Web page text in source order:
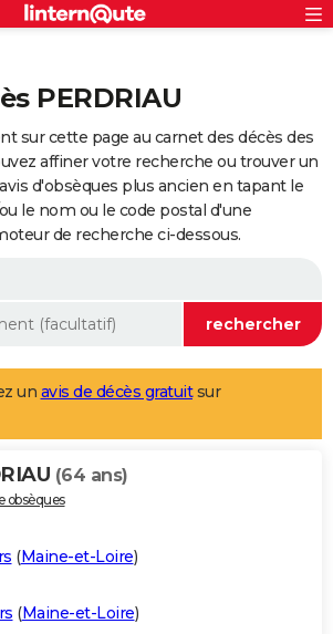
PERDRIAU
sur cette page au carnet des décès des
affiner votre recherche ou trouver un
d'obsèques plus ancien en tapant le
le nom ou le code postal d'une
de recherche ci-dessous.
un avis de décès gratuitsur
(64 ans)
obsèques
(Maine-et-Loire)
(Maine-et-Loire)